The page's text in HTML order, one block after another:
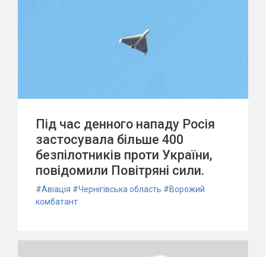
Під час денного нападу Росія
застосувала більше 400
безпілотників проти України,
повідомили Повітряні сили.
#Авіація #Чернігівська область #Ворожий
комбатант